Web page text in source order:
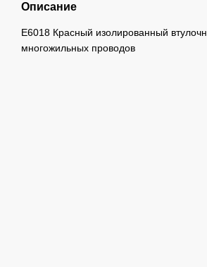
Описание
E6018 Красный изолированный
многожильных проводов